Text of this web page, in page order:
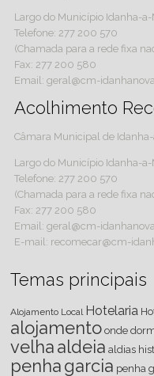
Largo do Município Idanha-a-
Telefone: 277 200 570
(Chamada para a rede fixa
Fax: 277 200 580
Email: geral@cm-
Acolhimento
Câmara Municipal de
Largo do Município Idanha-a-
Telefone: 277 200 570
(Chamada para a rede fixa
Fax: 277 200 580
Email: geral@cm-
E-mail: recomecar@cm-
Temas principais
Alojamento Local Hotelaria
alojamento onde
velhaaldeia aldias
penhagarcia penha